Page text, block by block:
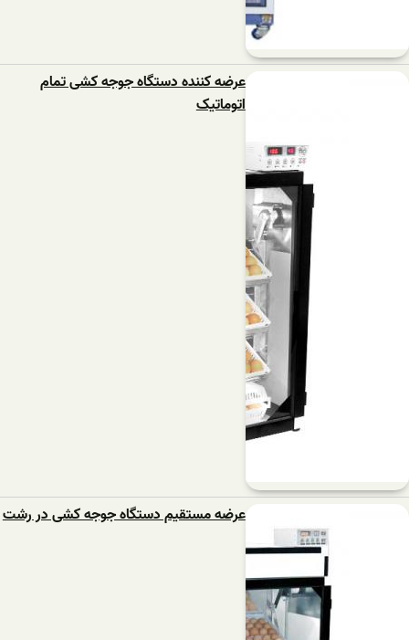
عرضه کننده دستگاه جوجه کشی تمام
اتوماتیک
عرضه مستقیم دستگاه جوجه کشی در رشت